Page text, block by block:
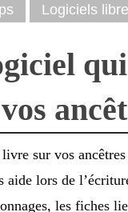
Logiciels
sur vos
lors de
les fiches